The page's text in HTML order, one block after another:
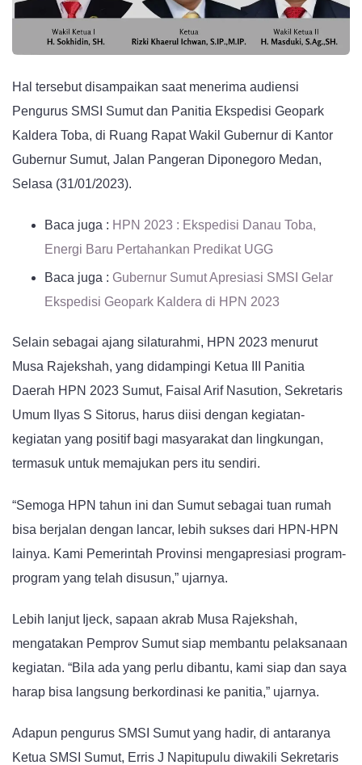
Hal tersebut disampaikan saat menerima audiensi
Pengurus SMSI Sumut dan Panitia Ekspedisi Geopark
Kaldera Toba, di Ruang Rapat Wakil Gubernur di Kantor
Gubernur Sumut, Jalan Pangeran Diponegoro Medan,
Selasa (31/01/2023).
Baca juga : HPN 2023 : Ekspedisi Danau Toba,
Energi Baru Pertahankan Predikat UGG
Baca juga : Gubernur Sumut Apresiasi SMSI Gelar
Ekspedisi Geopark Kaldera di HPN 2023
Selain sebagai ajang silaturahmi, HPN 2023 menurut
Musa Rajekshah, yang didampingi Ketua III Panitia
Daerah HPN 2023 Sumut, Faisal Arif Nasution, Sekretaris
Umum Ilyas S Sitorus, harus diisi dengan kegiatan-
kegiatan yang positif bagi masyarakat dan lingkungan,
termasuk untuk memajukan pers itu sendiri.
“Semoga HPN tahun ini dan Sumut sebagai tuan rumah
bisa berjalan dengan lancar, lebih sukses dari HPN-HPN
lainya. Kami Pemerintah Provinsi mengapresiasi program-
program yang telah disusun,” ujarnya.
Lebih lanjut Ijeck, sapaan akrab Musa Rajekshah,
mengatakan Pemprov Sumut siap membantu pelaksanaan
kegiatan. “Bila ada yang perlu dibantu, kami siap dan saya
harap bisa langsung berkordinasi ke panitia,” ujarnya.
Adapun pengurus SMSI Sumut yang hadir, di antaranya
Ketua SMSI Sumut, Erris J Napitupulu diwakili Sekretaris